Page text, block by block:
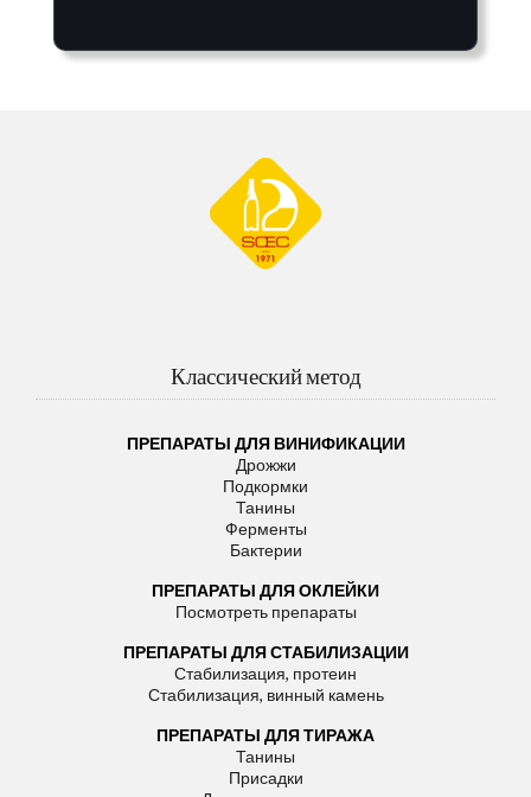
Классический метод
ПРЕПАРАТЫ ДЛЯ ВИНИФИКАЦИИ
Дрожжи
Подкормки
Танины
Ферменты
Бактерии
ПРЕПАРАТЫ ДЛЯ ОКЛЕЙКИ
Посмотреть препараты
ПРЕПАРАТЫ ДЛЯ СТАБИЛИЗАЦИИ
Стабилизация, протеин
Стабилизация, винный камень
ПРЕПАРАТЫ ДЛЯ ТИРАЖА
Танины
Присадки